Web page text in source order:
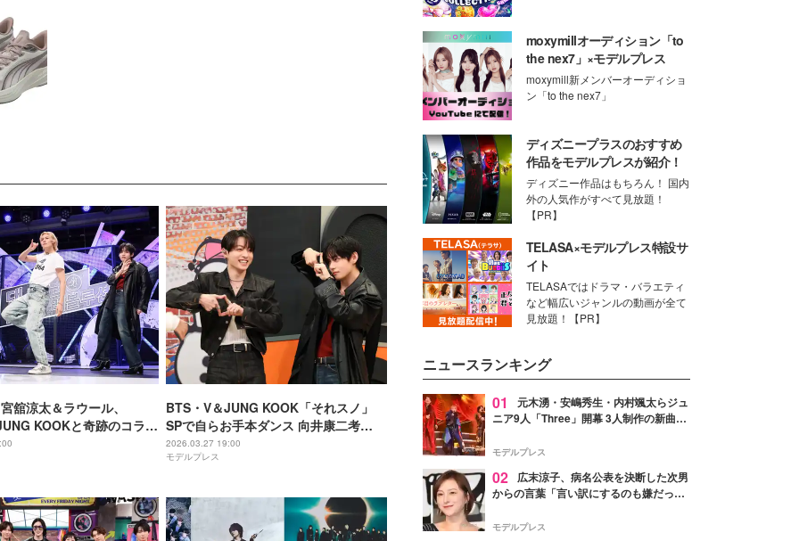
舘涼太＆ラウール、
KOOKと奇跡のコラボ
平常心ではない」「貴重
BTS・V＆JUNG KOOK「それスノ」
SPで自らお手本ダンス 向井康二考
案“動脈ピース”に続く新作ポーズも披
露
2026.03.27 19:00
モデルプレス
moxymillオーディション「to
the nex7」×モデルプレス
moxymill新メンバーオーディショ
ン「to the nex7」
ディズニープラスのおすすめ
作品をモデルプレスが紹介！
ディズニー作品はもちろん！ 国内
外の人気作がすべて見放題！
【PR】
TELASA×モデルプレス特設サ
イト
TELASAではドラマ・バラエティ
など幅広いジャンルの動画が全て
見放題！【PR】
ニュースランキング
01
元木湧・安嶋秀生・内村颯太らジュ
ニア9人「Three」開幕 3人制作の新曲＆
進んで夢を掴みたい」【ゲネプロレポ】
モデルプレス
02
広末涼子、病名公表を決断した次男
からの言葉「言い訳にするのも嫌だっ
モデルプレス